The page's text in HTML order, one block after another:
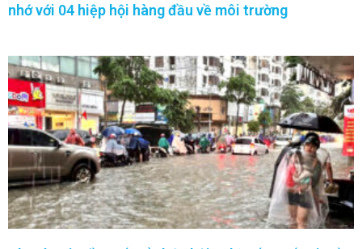
nhớ với 04 hiệp hội hàng đầu về môi trường